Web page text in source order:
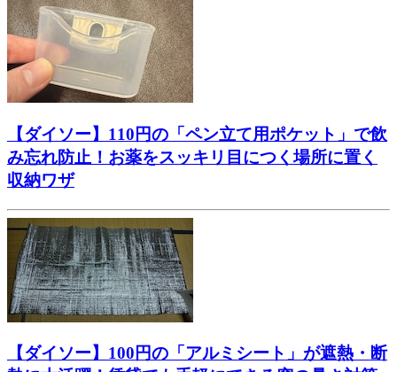
【ダイソー】110円の「ペン立て用ポケット」で飲
み忘れ防止！お薬をスッキリ目につく場所に置く
収納ワザ
【ダイソー】100円の「アルミシート」が遮熱・断